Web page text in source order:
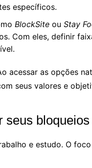
específicos.
BlockSite ou Stay
Com eles, definir
acessar as opções
seus valores e
e estudo. O